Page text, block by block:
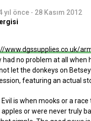
yıl önce - 28 Kasım 2012
www.dgssupplies.co.uk/
had no problem at all
let the donkeys on
featuring an actual
Evil is when mooks or a
or were never truly